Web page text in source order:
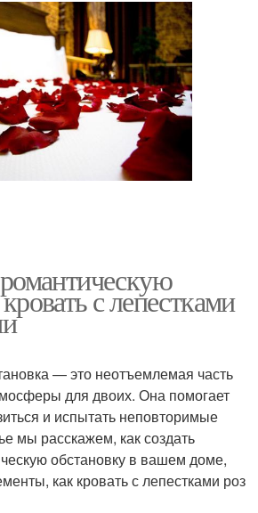
с лепестками
— это неотъемлемая часть
для двоих. Она помогает
и испытать неповторимые
мы расскажем, как создать
обстановку в вашем доме,
как кровать с лепестками роз